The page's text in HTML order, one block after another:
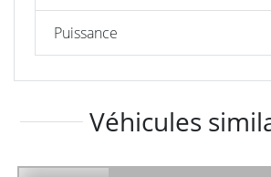
Puissance
Véhicules